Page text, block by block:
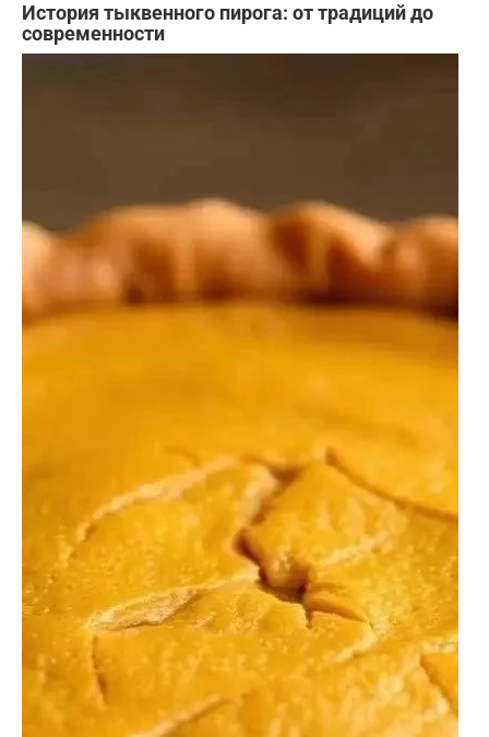
История тыквенного пирога: от традиций до
современности